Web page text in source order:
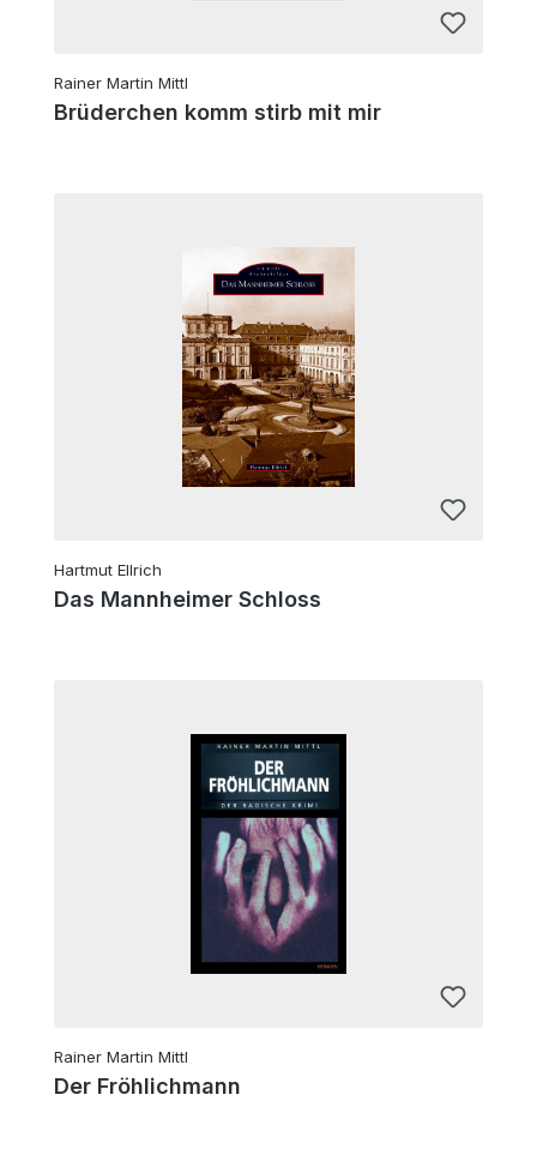
Rainer Martin Mittl
Brüderchen komm stirb mit mir
Hartmut Ellrich
Das Mannheimer Schloss
Rainer Martin Mittl
Der Fröhlichmann